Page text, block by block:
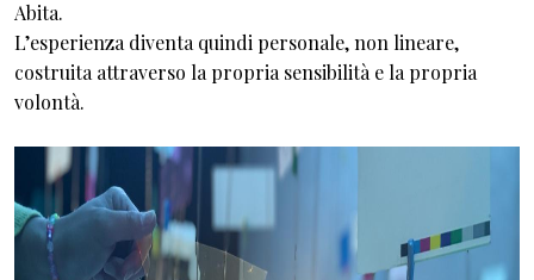
Abita.
L’esperienza diventa quindi personale, non lineare,
costruita attraverso la propria sensibilità e la propria
volontà.